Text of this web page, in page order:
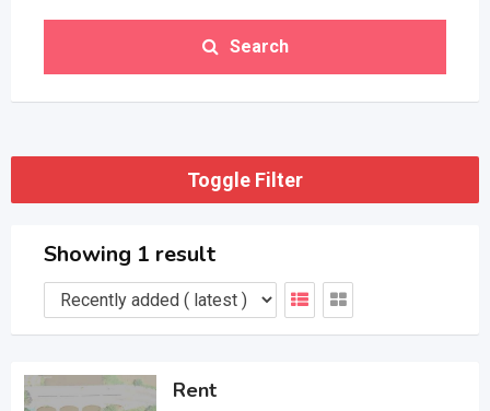
Search
Toggle Filter
Showing 1 result
Rent